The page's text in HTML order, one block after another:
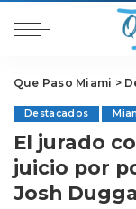
Que Paso Miami >
Destacados
El jurado
juicio por
Josh